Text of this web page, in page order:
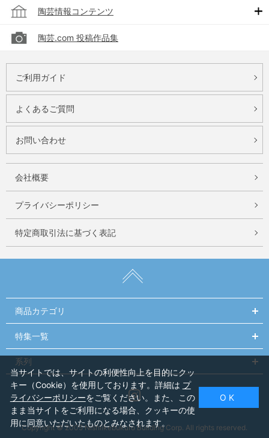
陶芸情報コンテンツ
陶芸.com 投稿作品集
ご利用ガイド
よくあるご質問
お問い合わせ
会社概要
プライバシーポリシー
特定商取引法に基づく表記
商品カテゴリ
特集一覧
系列
Instagram
Copyright © 2005 Nishiikebukuro Building Corp. All rights reserved.
当サイトでは、サイトの利便性向上を目的にクッ
キー（Cookie）を使用しております。詳細は プ
ライバシーポリシーをご覧ください。また、この
まま当サイトをご利用になる場合、クッキーの使
用に同意いただいたものとみなされます。
O K